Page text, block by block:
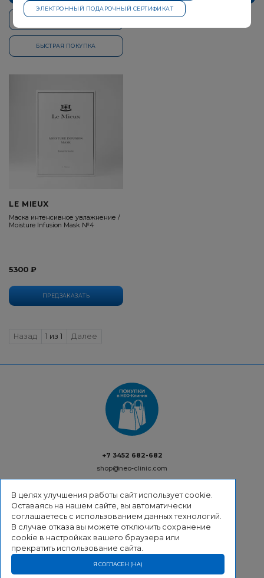
СВЯЖИТЕСЬ СО МНОЙ
БЫСТРАЯ ПОКУПКА
ПРЕДЗАКАЗАТЬ
LE MIEUX
Маска интенсивное увлажнение /
Moisture Infusion Mask №4
5300 ₽
НазадPrevious
1 из 1 ДалееNext
ВОЗВРАТ
ДОСТАВКА
ОПЛАТА
КОНТАКТЫ
ПОЛИТИКА КОНФИДЕНЦИАЛЬНОСТИ
+7 3452 682-682
shop@neo-clinic.com
В целях улучшения работы сайт использует cookie.
Оставаясь на нашем сайте, вы автоматически
соглашаетесь с использованием данных технологий.
В случае отказа вы можете отключить сохранение
cookie в настройках вашего браузера или
прекратить использование сайта.
Я СОГЛАСЕН (НА)
ЭЛЕКТРОННЫЙ ПОДАРОЧНЫЙ СЕРТИФИКАТ